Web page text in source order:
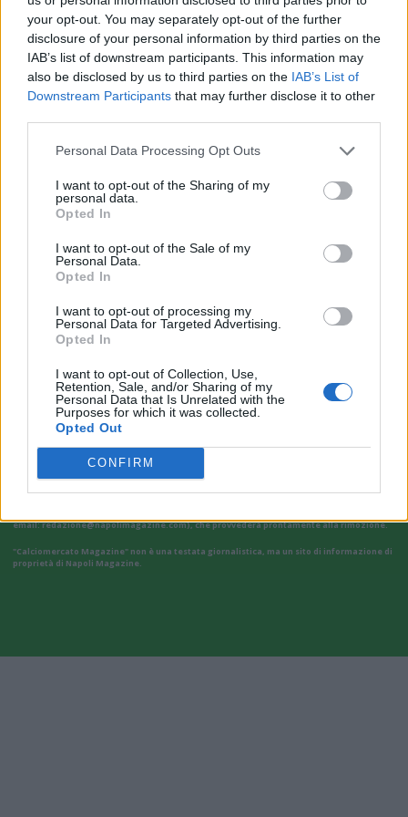
your opt-out. You may separately opt-out of the further
disclosure of your personal information by third parties on the
IAB’s list of downstream participants. This information may
also be disclosed by us to third parties on the IAB’s List of
Downstream Participants that may further disclose it to other
Personal Data Processing Opt Outs
I want to opt-out of the Sharing of my
personal data.
Opted In
I want to opt-out of the Sale of my
Personal Data.
Opted In
I want to opt-out of processing my
Personal Data for Targeted Advertising.
Opted In
I want to opt-out of Collection, Use,
Retention, Sale, and/or Sharing of my
Personal Data that Is Unrelated with the
Purposes for which it was collected.
Opted Out
CONFIRM
esplicita di Max, ma si vedrà più avanti. La lista dei nomi,
insomma, è pronta".
Alcune foto (screenshot) ed articoli presenti su "Calciomercato Magazine" sono in parte
giunti da internet, in quanto arrivati alla nostra attenzione attraverso regolari
email:redazione@napolimagazine.com), che provvederà prontamente alla rimozione.
"Calciomercato Magazine" non è una testata giornalistica, ma un sito di informazione di
proprietà di Napoli Magazine.